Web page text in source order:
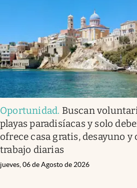
Mediakit
abre en nueva pestaña
México
Oportunidad. Buscan
playas paradisíacas y solo
ofrece casa gratis, desayuno y
trabajo diarias
jueves, 06 de Agosto de 2026